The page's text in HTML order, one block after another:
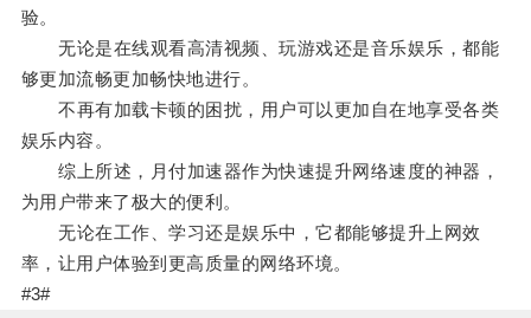
验。
无论是在线观看高清视频、玩游戏还是音乐娱乐，都能
够更加流畅更加畅快地进行。
不再有加载卡顿的困扰，用户可以更加自在地享受各类
娱乐内容。
综上所述，月付加速器作为快速提升网络速度的神器，
为用户带来了极大的便利。
无论在工作、学习还是娱乐中，它都能够提升上网效
率，让用户体验到更高质量的网络环境。
#3#